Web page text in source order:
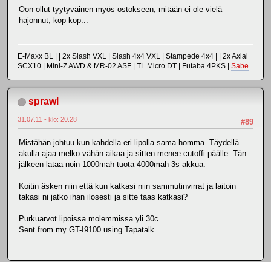
Oon ollut tyytyväinen myös ostokseen, mitään ei ole vielä
hajonnut, kop kop...
E-Maxx BL | | 2x Slash VXL | Slash 4x4 VXL | Stampede 4x4 | | 2x Axial
SCX10 | Mini-Z AWD & MR-02 ASF | TL Micro DT | Futaba 4PKS | Sabe
sprawl
#89
31.07.11 - klo: 20.28
Mistähän johtuu kun kahdella eri lipolla sama homma. Täydellä
akulla ajaa melko vähän aikaa ja sitten menee cutoffi päälle. Tän
jälkeen lataa noin 1000mah tuota 4000mah 3s akkua.
Koitin äsken niin että kun katkasi niin sammutinvirrat ja laitoin
takasi ni jatko ihan ilosesti ja sitte taas katkasi?
Purkuarvot lipoissa molemmissa yli 30c
Sent from my GT-I9100 using Tapatalk